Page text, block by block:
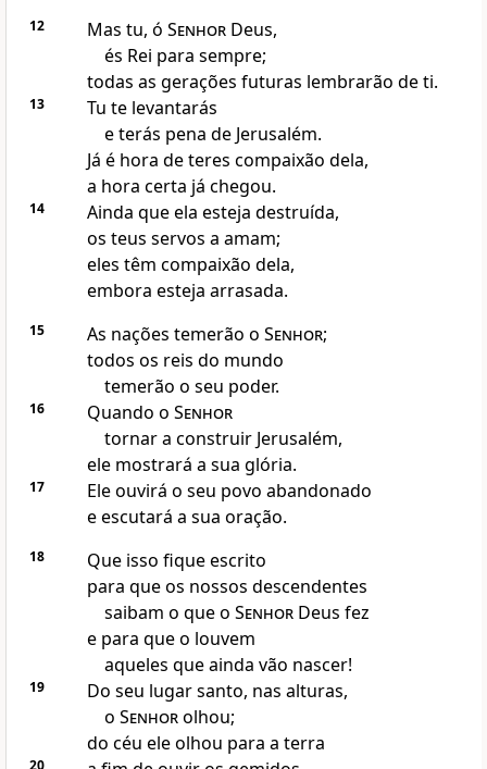
12 Mas tu, ó SenhorDeus,
és Rei para sempre;
todas as gerações futuras lembrarão de ti.
13
Tu te levantarás
e terás pena de Jerusalém.
Já é hora de teres compaixão dela,
a hora certa já chegou.
14
Ainda que ela esteja destruída,
os teus servos a amam;
eles têm compaixão dela,
embora esteja arrasada.
15 As nações temerão o Senhor;
todos os reis do mundo
temerão o seu poder.
16 Quando o Senhor
tornar a construir Jerusalém,
ele mostrará a sua glória.
17
Ele ouvirá o seu povo abandonado
e escutará a sua oração.
18
Que isso fique escrito
para que os nossos descendentes
saibam o que o SenhorDeus fez
e para que o louvem
aqueles que ainda vão nascer!
19
Do seu lugar santo, nas alturas,
o Senhorolhou;
do céu ele olhou para a terra
20